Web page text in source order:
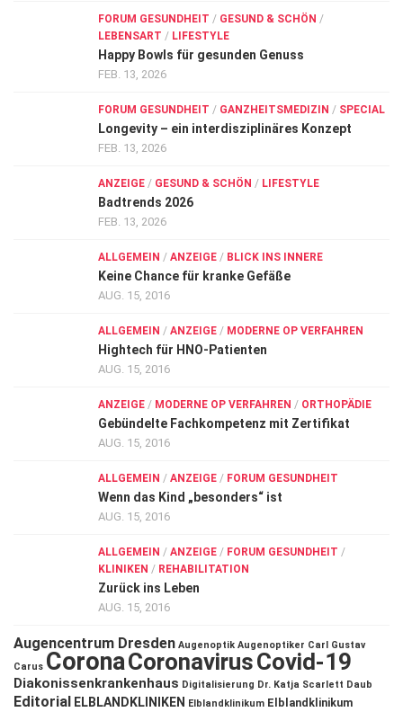
FORUM GESUNDHEIT / GESUND & SCHÖN /
LEBENSART / LIFESTYLE
Happy Bowls für gesunden Genuss
FEB. 13, 2026
FORUM GESUNDHEIT / GANZHEITSMEDIZIN / SPECIAL
Longevity – ein interdisziplinäres Konzept
FEB. 13, 2026
ANZEIGE / GESUND & SCHÖN / LIFESTYLE
Badtrends 2026
FEB. 13, 2026
ALLGEMEIN / ANZEIGE / BLICK INS INNERE
Keine Chance für kranke Gefäße
AUG. 15, 2016
ALLGEMEIN / ANZEIGE / MODERNE OP VERFAHREN
Hightech für HNO-Patienten
AUG. 15, 2016
ANZEIGE / MODERNE OP VERFAHREN / ORTHOPÄDIE
Gebündelte Fachkompetenz mit Zertifikat
AUG. 15, 2016
ALLGEMEIN / ANZEIGE / FORUM GESUNDHEIT
Wenn das Kind „besonders“ ist
AUG. 15, 2016
ALLGEMEIN / ANZEIGE / FORUM GESUNDHEIT /
KLINIKEN / REHABILITATION
Zurück ins Leben
AUG. 15, 2016
Augencentrum Dresden Augenoptik Augenoptiker Carl Gustav
Carus CoronaCoronavirusCovid-19
Diakonissenkrankenhaus Digitalisierung Dr. Katja Scarlett Daub
Editorial ELBLANDKLINIKEN Elblandklinikum Elblandklinikum